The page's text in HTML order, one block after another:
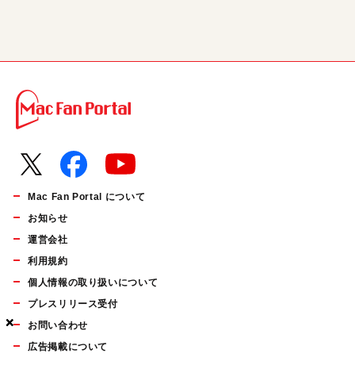
×
×
×
Mac Fan Portal について
お知らせ
運営会社
利用規約
個人情報の取り扱いについて
プレスリリース受付
お問い合わせ
広告掲載について